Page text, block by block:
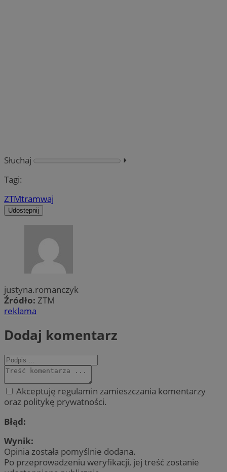
Słuchaj
⏵︎
Tagi:
ZTMtramwaj
Udostępnij
justyna.romanczyk
Źródło: ZTM
reklama
Dodaj komentarz
Akceptuję regulamin zamieszczania komentarzy
oraz politykę prywatności.
Błąd:
Wynik:
Opinia została pomyślnie dodana.
Po przeprowadzeniu weryfikacji, jej treść zostanie